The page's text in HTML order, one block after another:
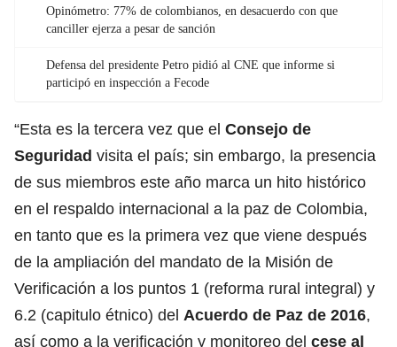
Opinómetro: 77% de colombianos, en desacuerdo con que
canciller ejerza a pesar de sanción
Defensa del presidente Petro pidió al CNE que informe si
participó en inspección a Fecode
“Esta es la tercera vez que el Consejo de
Seguridad visita el país; sin embargo, la presencia
de sus miembros este año marca un hito histórico
en el respaldo internacional a la paz de Colombia,
en tanto que es la primera vez que viene después
de la ampliación del mandato de la Misión de
Verificación a los puntos 1 (reforma rural integral) y
6.2 (capitulo étnico) del Acuerdo de Paz de 2016,
así como a la verificación y monitoreo del cese al